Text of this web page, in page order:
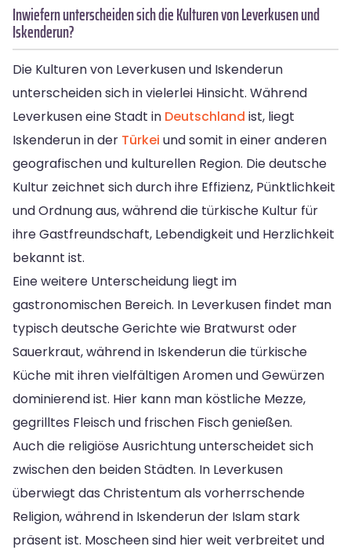
Inwiefern unterscheiden sich die Kulturen von Leverkusen und
Iskenderun?
Die Kulturen von Leverkusen und Iskenderun
unterscheiden sich in vielerlei Hinsicht. Während
Leverkusen eine Stadt in Deutschland ist, liegt
Iskenderun in der Türkei und somit in einer anderen
geografischen und kulturellen Region. Die deutsche
Kultur zeichnet sich durch ihre Effizienz, Pünktlichkeit
und Ordnung aus, während die türkische Kultur für
ihre Gastfreundschaft, Lebendigkeit und Herzlichkeit
bekannt ist.
Eine weitere Unterscheidung liegt im
gastronomischen Bereich. In Leverkusen findet man
typisch deutsche Gerichte wie Bratwurst oder
Sauerkraut, während in Iskenderun die türkische
Küche mit ihren vielfältigen Aromen und Gewürzen
dominierend ist. Hier kann man köstliche Mezze,
gegrilltes Fleisch und frischen Fisch genießen.
Auch die religiöse Ausrichtung unterscheidet sich
zwischen den beiden Städten. In Leverkusen
überwiegt das Christentum als vorherrschende
Religion, während in Iskenderun der Islam stark
präsent ist. Moscheen sind hier weit verbreitet und